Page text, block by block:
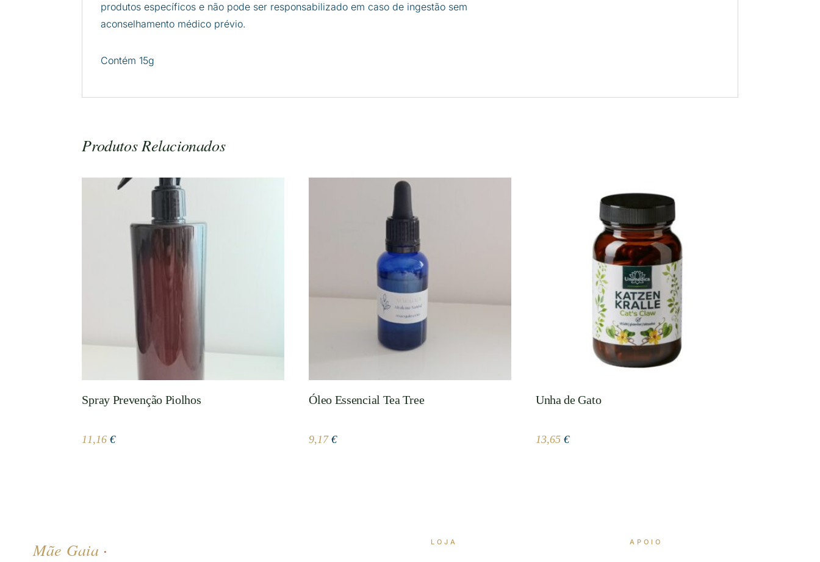
produtos específicos e não pode ser responsabilizado em caso de ingestão sem
aconselhamento médico prévio.
Contém 15g
Produtos Relacionados
Spray Prevenção Piolhos
11,16€
Óleo Essencial Tea Tree
9,17€
Unha de Gato
13,65 €
Mãe Gaia · LOJA APOIO